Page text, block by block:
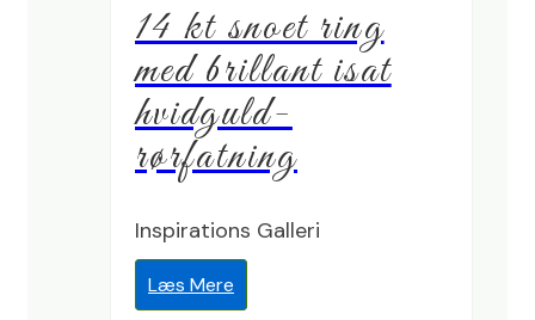
14 kt snoet ring
med brillant isat
hvidguld-
rørfatning
Inspirations Galleri
Læs Mere